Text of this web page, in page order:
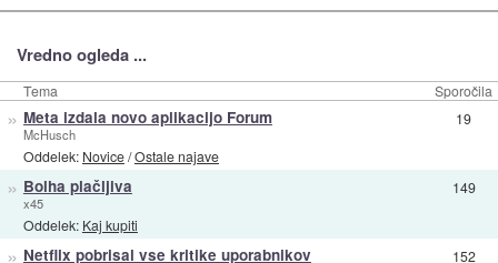
Vredno ogleda ...
Tema Sporočila
» Meta izdala novo aplikacijo Forum
McHusch
Oddelek: Novice/Ostale najave
19
» Bolha plačljiva
x45
Oddelek: Kaj kupiti
149
» Netflix pobrisal vse kritike uporabnikov 152